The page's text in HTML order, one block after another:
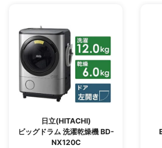
日立(HITACHI)
ビッグドラム 洗濯乾燥機 BD-
NX120C